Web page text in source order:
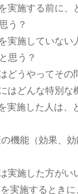
実施する前に
う？
実施していな
思う？
どうやってその
はどんな特別な
実施した人は、
の機能（効果、
実施した方がい
を実施するとき